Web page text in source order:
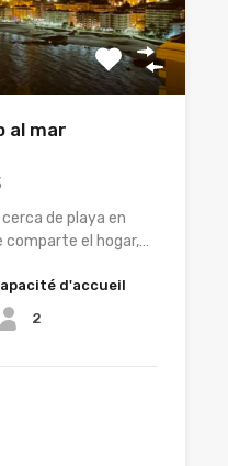
al mar
de playa en
el hogar,…
d'accueil
2